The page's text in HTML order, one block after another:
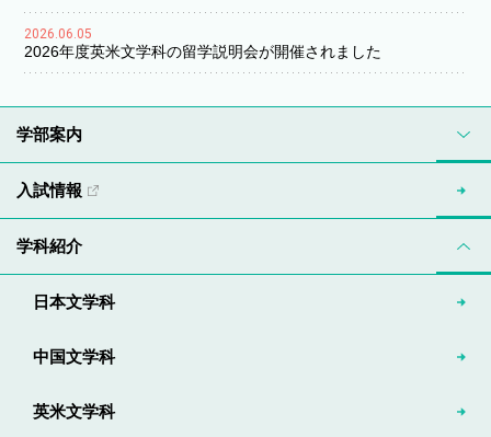
2026.06.05
2026年度英米文学科の留学説明会が開催されました
学部案内
入試情報
学科紹介
日本文学科
中国文学科
英米文学科